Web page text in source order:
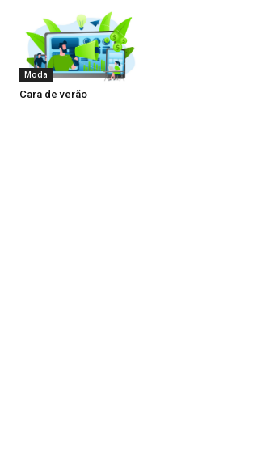
Moda
Cara de verão